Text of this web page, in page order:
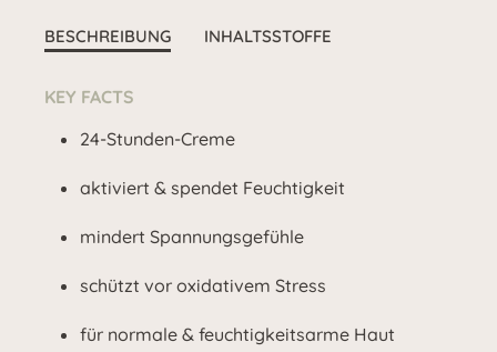
BESCHREIBUNG INHALTSSTOFFE
KEY FACTS
24-Stunden-Creme
aktiviert & spendet Feuchtigkeit
mindert Spannungsgefühle
schützt vor oxidativem Stress
für normale & feuchtigkeitsarme Haut